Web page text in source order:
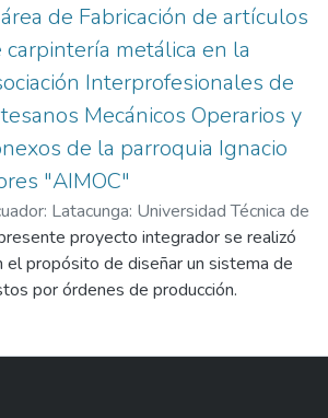
de Fabricación de artículos
carpintería metálica en la
Interprofesionales de
Mecánicos Operarios y
de la parroquia Ignacio
"AIMOC"
Latacunga: Universidad Técnica de
Facultad de Ciencias
2020-02)Clavijo
Yolanda Estefanía;
proyecto integrador se realizó
el propósito de diseñar un sistema de
por órdenes de producción.